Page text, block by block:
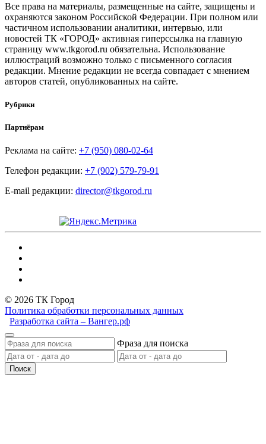
Все права на материалы, размещенные на сайте, защищены и
охраняются законом Российской Федерации. При полном или
частичном использовании аналитики, интервью, или
новостей ТК «ГОРОД» активная гиперссылка на главную
страницу www.tkgorod.ru обязательна. Использование
иллюстраций возможно только с письменного согласия
редакции. Мнение редакции не всегда совпадает с мнением
авторов статей, опубликованных на сайте.
Рубрики
Партнёрам
Реклама на сайте: +7 (950) 080-02-64
Телефон редакции: +7 (902) 579-79-91
E-mail редакции: director@tkgorod.ru
© 2026 ТК Город
Политика обработки персональных данных
Разработка сайта – Вангер.рф
Фраза для поиска
Поиск